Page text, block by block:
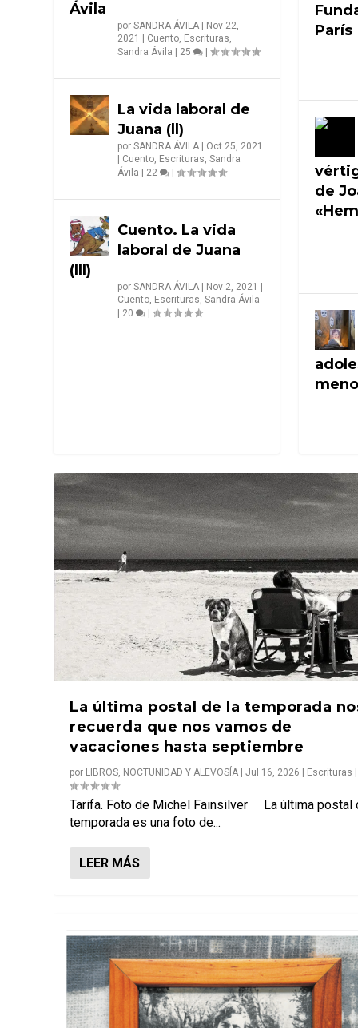
Ávila
porSANDRA ÁVILA
Nov 22,
2021
Cuento, Escrituras,
Sandra Ávila
25 |
La vida laboral de
Juana (ll)
porSANDRA ÁVILA
Oct 25, 2021
Cuento, Escrituras,Sandra
Ávila
22 |
Cuento. La vida
laboral de Juana
(III)
porSANDRA ÁVILA Nov 2, 2021
Cuento, Escrituras,Sandra Ávila
20 |
París
de
La última postal de la temporada
recuerda que nos vamos de
vacaciones hasta septiembre
por LIBROS, NOCTUNIDAD Y ALEVOSÍA |Jul 16, 2026 | Escrituras |
Tarifa. Foto de Michel Fainsilver La última postal
temporada es una foto de...
LEER MÁS